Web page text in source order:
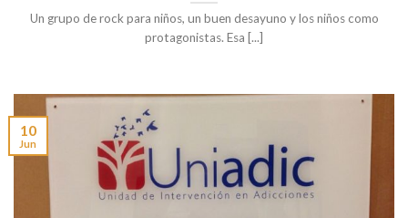
Un grupo de rock para niños, un buen desayuno y los niños como
protagonistas. Esa [...]
10
Jun